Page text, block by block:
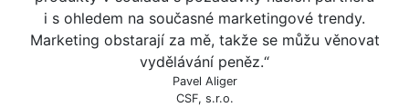
i s ohledem na současné marketingové trendy.
Marketing obstarají za mě, takže se můžu věnovat
vydělávání peněz.“
Pavel Aliger
CSF, s.r.o.